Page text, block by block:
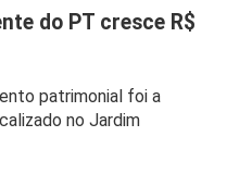
do PT cresce R$
patrimonial foi a
no Jardim